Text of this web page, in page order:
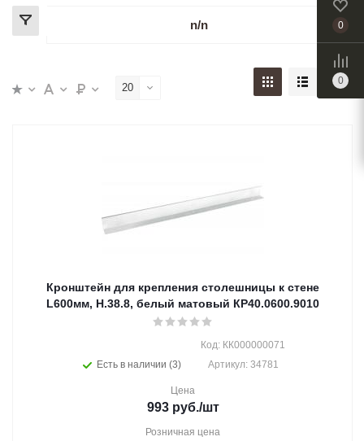
n/n
20
Кронштейн для крепления столешницы к стене
L600мм, Н.38.8, белый матовый КР40.0600.9010
Есть в наличии (3)
Код: КК000000071
Артикул: 34781
Цена
993руб./шт
Розничная цена
0
0